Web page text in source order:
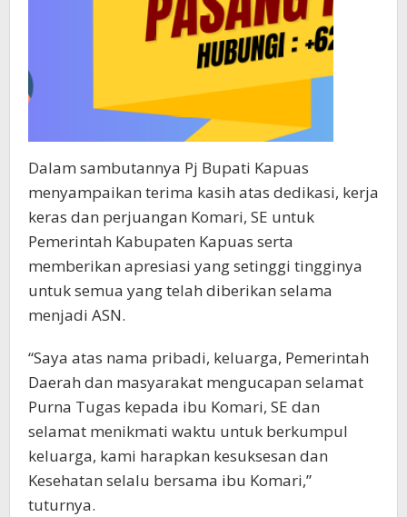
Dalam sambutannya Pj Bupati Kapuas
menyampaikan terima kasih atas dedikasi, kerja
keras dan perjuangan Komari, SE untuk
Pemerintah Kabupaten Kapuas serta
memberikan apresiasi yang setinggi tingginya
untuk semua yang telah diberikan selama
menjadi ASN.
“Saya atas nama pribadi, keluarga, Pemerintah
Daerah dan masyarakat mengucapan selamat
Purna Tugas kepada ibu Komari, SE dan
selamat menikmati waktu untuk berkumpul
keluarga, kami harapkan kesuksesan dan
Kesehatan selalu bersama ibu Komari,”
tuturnya.